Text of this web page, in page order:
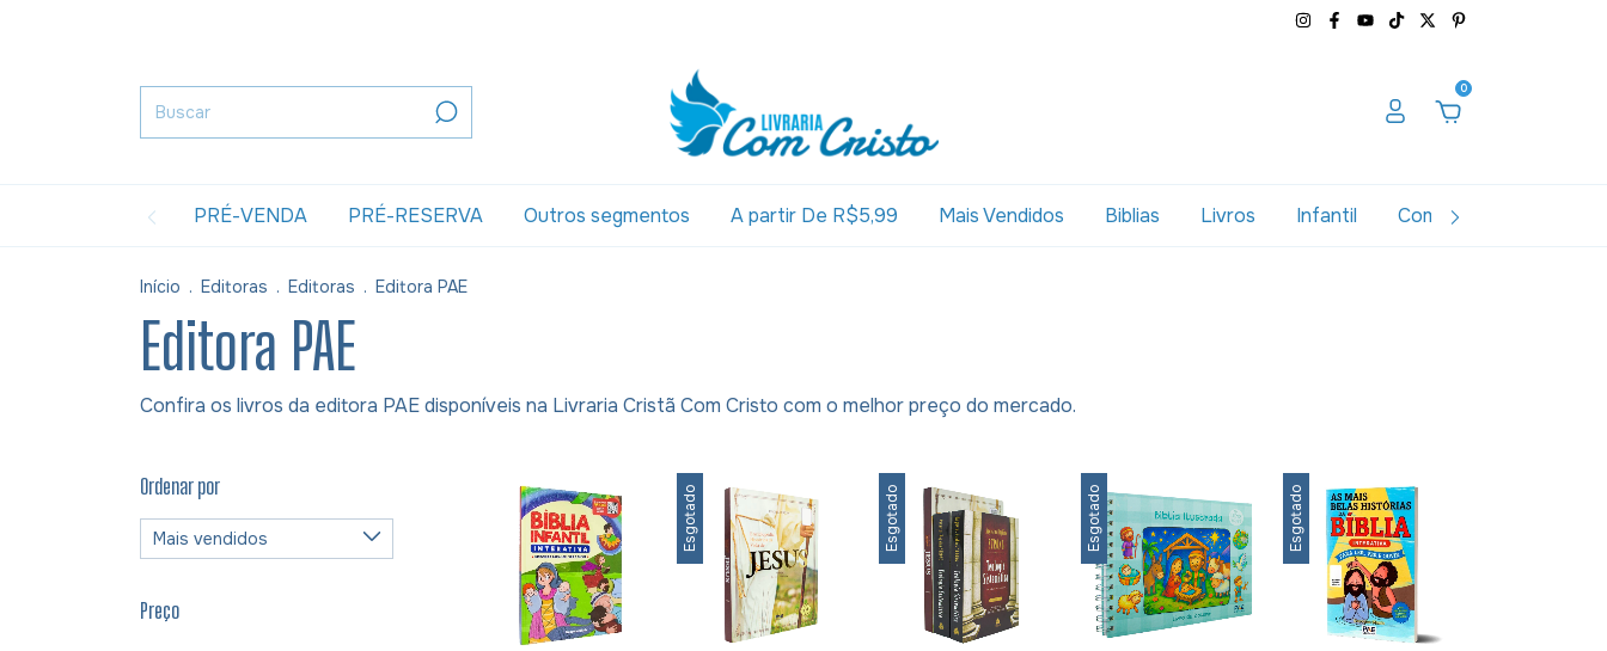
0
PRÉ-VENDA PRÉ-RESERVA Outros segmentos A partir De R$5,99 Mais Vendidos Biblias Livros Infantil Combos
Início . Editoras . Editoras . Editora PAE
Editora PAE
Confira os livros da editora PAE disponíveis na Livraria Cristã Com Cristo com o melhor preço do mercado.
Ordenar por
Preço
Esgotado Esgotado Esgotado Esgotado